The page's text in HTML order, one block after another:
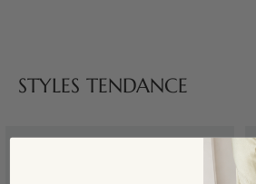
STYLES TENDANCE